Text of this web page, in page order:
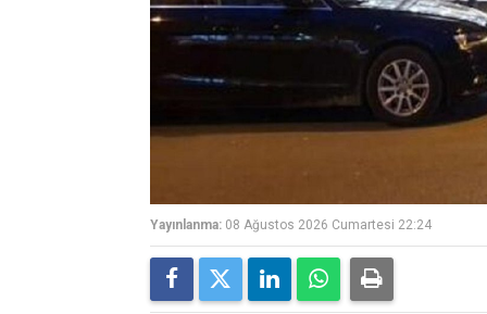
Yayınlanma: 08 Ağustos 2026 Cumartesi 22:24